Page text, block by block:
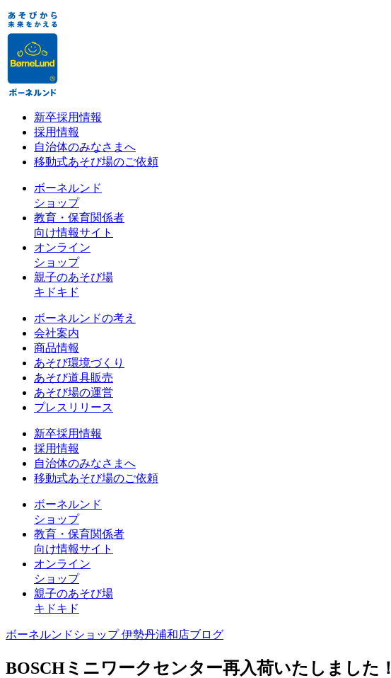
新卒採用情報
採用情報
自治体のみなさまへ
移動式あそび場のご依頼
ボーネルンド
ショップ
教育・保育関係者
向け情報サイト
オンライン
ショップ
親子のあそび場
キドキド
ボーネルンドの考え
会社案内
商品情報
あそび環境づくり
あそび道具販売
あそび場の運営
プレスリリース
新卒採用情報
採用情報
自治体のみなさまへ
移動式あそび場のご依頼
ボーネルンド
ショップ
教育・保育関係者
向け情報サイト
オンライン
ショップ
親子のあそび場
キドキド
ボーネルンドショップ 伊勢丹浦和店ブログ
BOSCHミニワークセンター再入荷いたしました！